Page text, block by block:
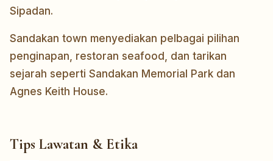
Sipadan.
Sandakan town menyediakan pelbagai pilihan
penginapan, restoran seafood, dan tarikan
sejarah seperti Sandakan Memorial Park dan
Agnes Keith House.
Tips Lawatan & Etika